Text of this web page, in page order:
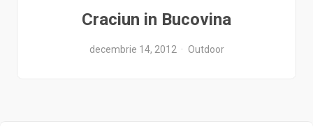
Craciun in Bucovina
decembrie 14, 2012 Outdoor